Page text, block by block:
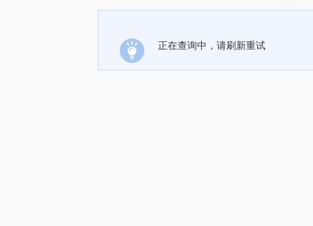
正在查询中，请刷新重试